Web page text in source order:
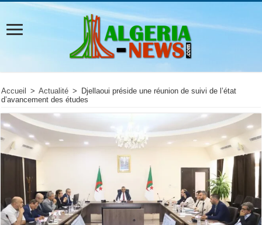
Accueil > Actualité >
Djellaoui préside une réunion de suivi de l’état
d’avancement des études